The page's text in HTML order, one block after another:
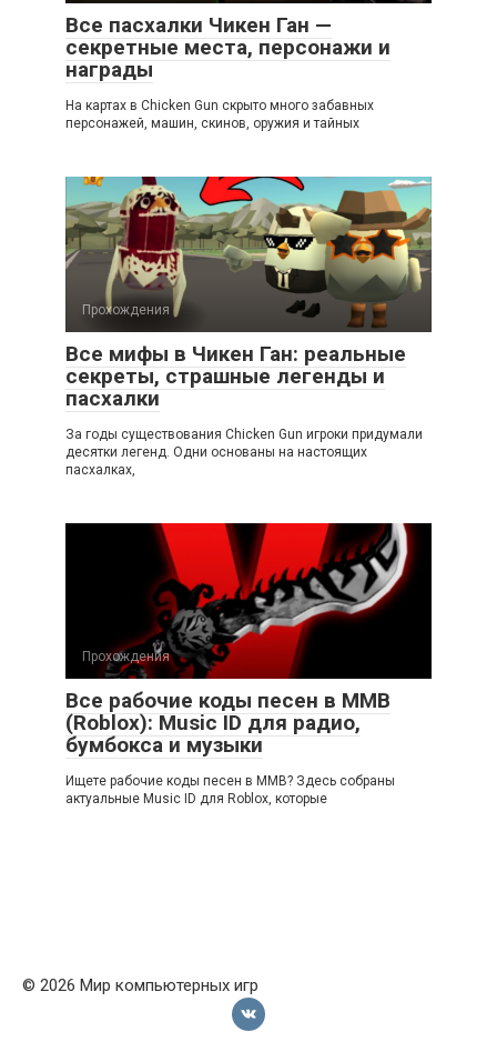
Все пасхалки Чикен Ган —
секретные места, персонажи и
награды
На картах в Chicken Gun скрыто много забавных
персонажей, машин, скинов, оружия и тайных
Прохождения
Все мифы в Чикен Ган: реальные
секреты, страшные легенды и
пасхалки
За годы существования Chicken Gun игроки придумали
десятки легенд. Одни основаны на настоящих
пасхалках,
Прохождения
Все рабочие коды песен в ММВ
(Roblox): Music ID для радио,
бумбокса и музыки
Ищете рабочие коды песен в ММВ? Здесь собраны
актуальные Music ID для Roblox, которые
© 2026 Мир компьютерных игр